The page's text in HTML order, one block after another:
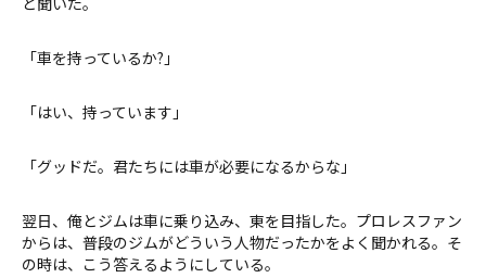
「車を持っているか?」
「はい、持っています」
「グッドだ。君たちには車が必要になるからな」
翌日、俺とジムは車に乗り込み、東を目指した。プロレスファン
からは、普段のジムがどういう人物だったかをよく聞かれる。そ
の時は、こう答えるようにしている。